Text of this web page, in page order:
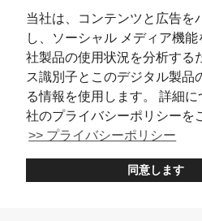
当社は、コンテンツと広告を
し、ソーシャル メディア機能
社製品の使用状況を分析する
ス識別子とこのデジタル製品
る情報を使用します。 詳細に
社のプライバシーポリシーを
>> プライバシーポリシー
同意します
Wi-Fiあり
客が撮影した店の料理写真
個別会計は可
※メニューの内容や料金、店舗情報
です。